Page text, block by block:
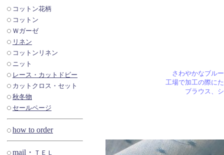
コットン花柄
コットン
Ｗガーゼ
リネン
コットンリネン
ニット
レース・カットドビー
カットクロス・セット
秋冬物
セールページ
how to order
mail・ ＴＥＬ
さわやかなブル
工場で加工の際に
ブラウス、